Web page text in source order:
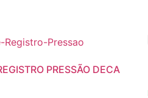
PRESSÃO DECA